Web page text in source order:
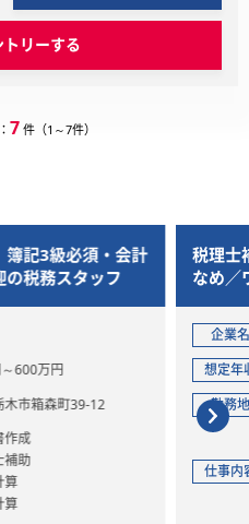
リーする
7件（1～7件）
簿記3級必須・会計
税務スタッフ
600万円
木市箱森町39-12
成
助
算
算
税理士
なめ／
企業
想定年
勤務
仕事内